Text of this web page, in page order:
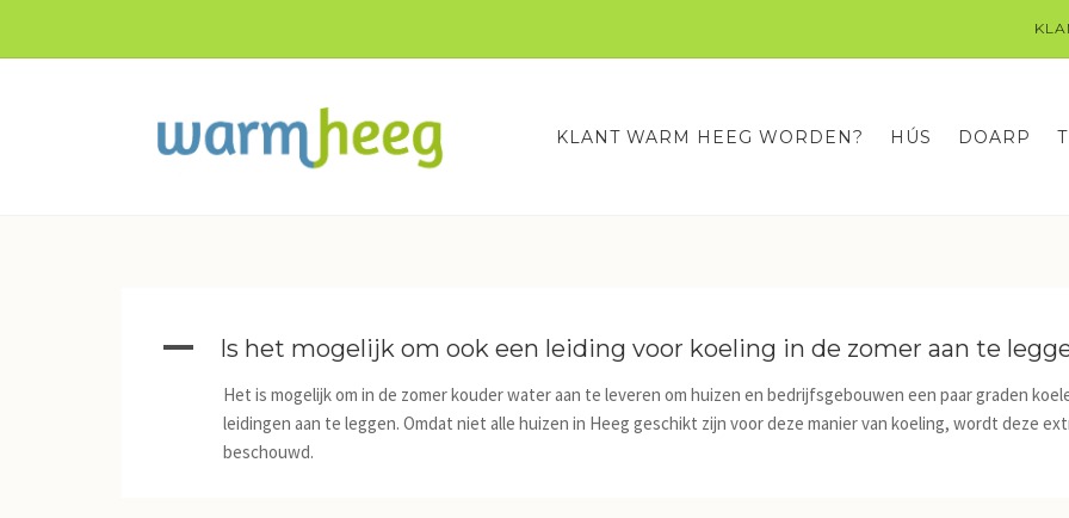
KLANT WARM HEEG WORDEN? HÚS DOARP
A Is het mogelijk om ook een leiding voor koeling in de zomer aan te
Het is mogelijk om in de zomer kouder water aan te leveren om huizen en bedrijfsgebouwen een paar graden
leidingen aan te leggen. Omdat niet alle huizen in Heeg geschikt zijn voor deze manier van koeling, wordt deze
beschouwd.